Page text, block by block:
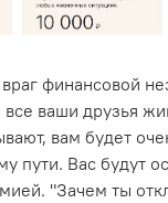
финансовой
ваши друзья
вам будет
пути. Вас будут
"Зачем ты